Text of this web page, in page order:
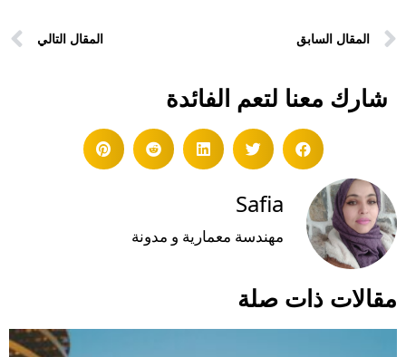
المقال السابق المقال التالي
شارك معنا لتعم الفائدة
Safia
مهندسة معمارية و مدونة
مقالات ذات صلة